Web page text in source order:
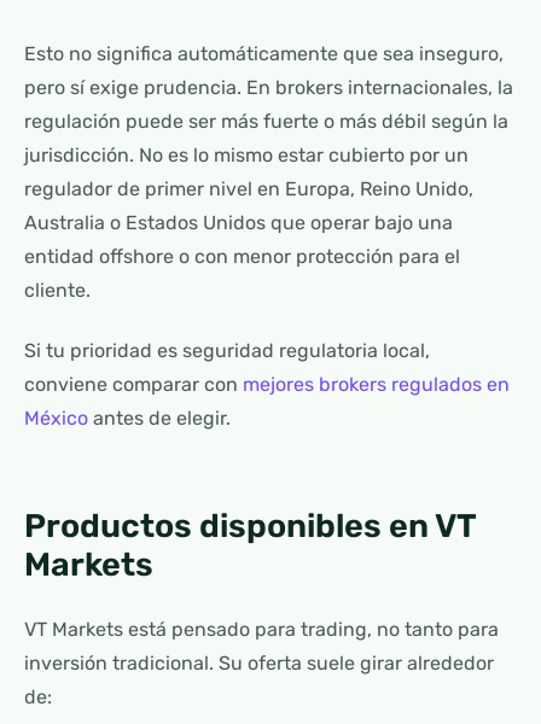
Esto no significa automáticamente que sea inseguro,
pero sí exige prudencia. En brokers internacionales, la
regulación puede ser más fuerte o más débil según la
jurisdicción. No es lo mismo estar cubierto por un
regulador de primer nivel en Europa, Reino Unido,
Australia o Estados Unidos que operar bajo una
entidad offshore o con menor protección para el
cliente.
Si tu prioridad es seguridad regulatoria local,
conviene comparar con mejores brokers regulados en
México antes de elegir.
Productos disponibles en VT
Markets
VT Markets está pensado para trading, no tanto para
inversión tradicional. Su oferta suele girar alrededor
de: